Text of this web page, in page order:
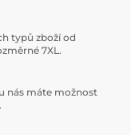
typů zboží od
7XL.
nás máte možnost